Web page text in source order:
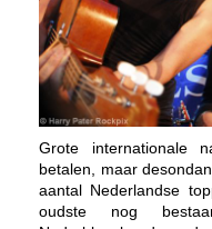
Grote internationale
betalen, maar
aantal Nederlandse
oudste nog